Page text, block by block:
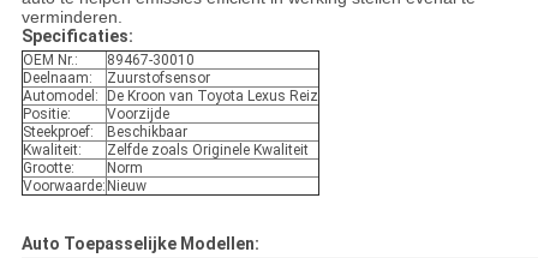
verminderen.
Specificaties:
OEM Nr.:
89467-30010
Deelnaam:
Zuurstofsensor
Automodel:
De Kroon van Toyota Lexus Reiz
Positie:
Voorzijde
Steekproef:
Beschikbaar
Kwaliteit:
Zelfde zoals Originele Kwaliteit
Grootte:
Norm
Voorwaarde: Nieuw
Auto Toepasselijke Modellen: